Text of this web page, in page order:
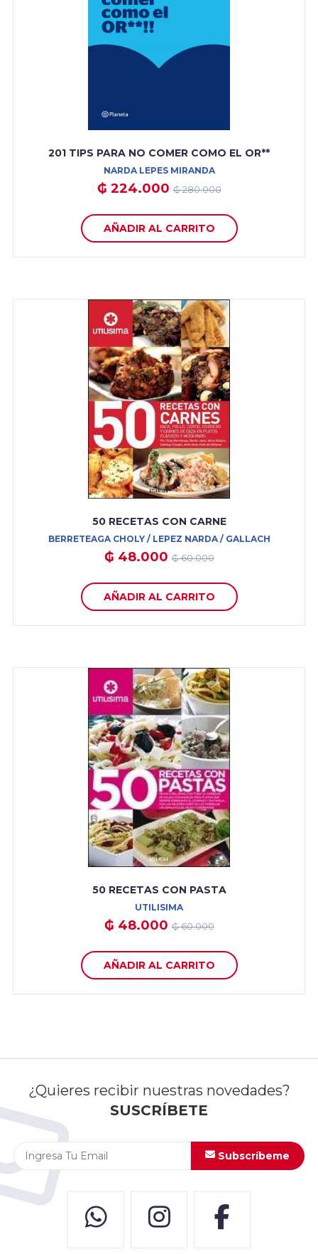
201 TIPS PARA NO COMER COMO EL OR**
NARDA LEPES MIRANDA
₲ 224.000₲ 280.000
AÑADIR AL CARRITO
50 RECETAS CON CARNE
BERRETEAGA CHOLY / LEPEZ NARDA / GALLACH
₲ 48.000₲ 60.000
AÑADIR AL CARRITO
50 RECETAS CON PASTA
UTILISIMA
₲ 48.000₲ 60.000
AÑADIR AL CARRITO
¿Quieres recibir nuestras novedades?
SUSCRÍBETE
Subscríbeme